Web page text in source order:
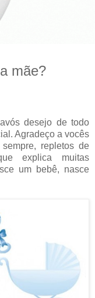
mãe?
desejo de todo
Agradeço a vocês
repletos de
explica muitas
um bebê, nasce